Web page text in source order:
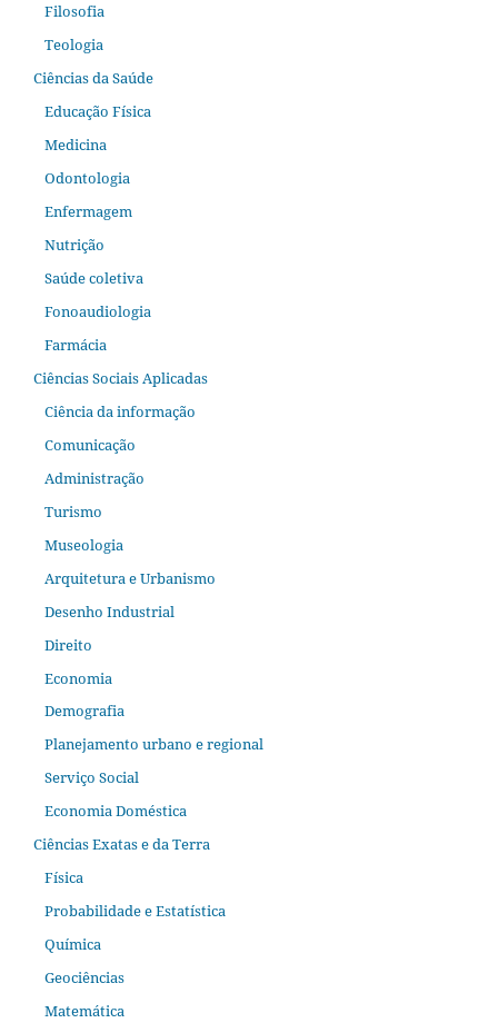
Filosofia
Teologia
Ciências da Saúde
Educação Física
Medicina
Odontologia
Enfermagem
Nutrição
Saúde coletiva
Fonoaudiologia
Farmácia
Ciências Sociais Aplicadas
Ciência da informação
Comunicação
Administração
Turismo
Museologia
Arquitetura e Urbanismo
Desenho Industrial
Direito
Economia
Demografia
Planejamento urbano e regional
Serviço Social
Economia Doméstica
Ciências Exatas e da Terra
Física
Probabilidade e Estatística
Química
Geociências
Matemática